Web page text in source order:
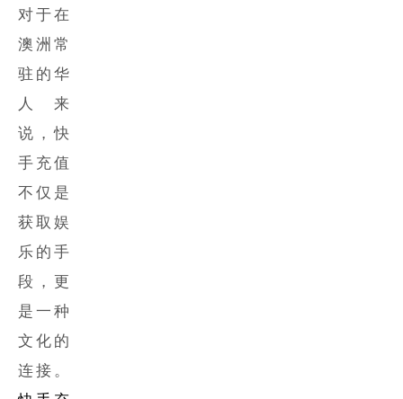
对于在
澳洲常
驻的华
人来
说，快
手充值
不仅是
获取娱
乐的手
段，更
是一种
文化的
连接。